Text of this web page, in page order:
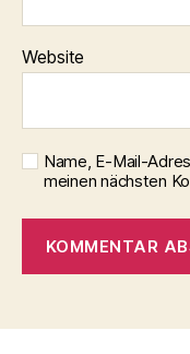
Website
Name, E-Mail-
meinen nächsten